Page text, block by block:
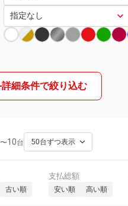
詳細条件で絞り込む
〜10台
古い順
支払総額
安い順 高い順